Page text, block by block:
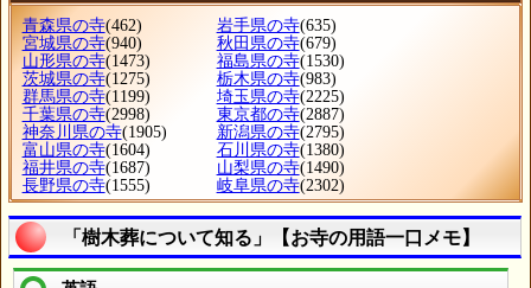
青森県の寺(462) 岩手県の寺(635)
宮城県の寺(940) 秋田県の寺(679)
山形県の寺(1473) 福島県の寺(1530)
茨城県の寺(1275) 栃木県の寺(983)
群馬県の寺(1199) 埼玉県の寺(2225)
千葉県の寺(2998) 東京都の寺(2887)
神奈川県の寺(1905) 新潟県の寺(2795)
富山県の寺(1604) 石川県の寺(1380)
福井県の寺(1687) 山梨県の寺(1490)
長野県の寺(1555) 岐阜県の寺(2302)
「樹木葬について知る」【お寺の用語一口メモ】